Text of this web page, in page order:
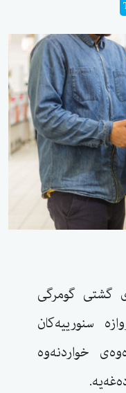
3-2023 دەستەی گشتی گومرگی
سنورییەکان
خواردنەوە